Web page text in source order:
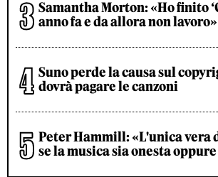
Samantha Morton: «Ho finito
anno fa e da allora non lavoro»
Suno perde la causa sul
dovrà pagare le canzoni
Peter Hammill: «L'unica vera
se la musica sia onesta